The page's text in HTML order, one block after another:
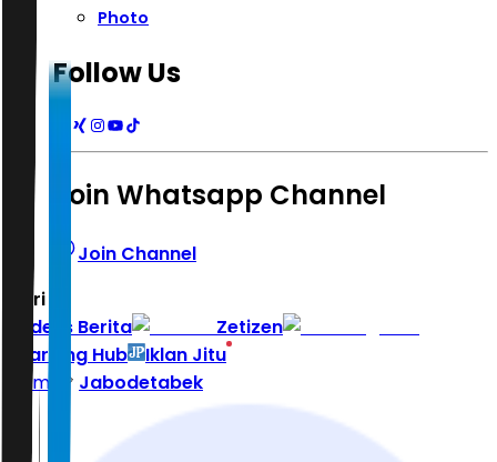
Photo
Follow Us
Join Whatsapp Channel
Join Channel
Hari ini
Indeks Berita
Zetizen
Learning Hub
Iklan Jitu
Home
Jabodetabek